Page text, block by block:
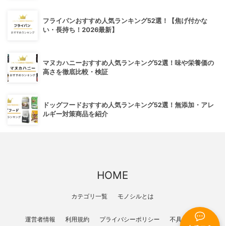
フライパンおすすめ人気ランキング52選！【焦げ付かな
い・長持ち！2026最新】
マヌカハニーおすすめ人気ランキング52選！味や栄養価の
高さを徹底比較・検証
ドッグフードおすすめ人気ランキング52選！無添加・アレ
ルギー対策商品を紹介
HOME
カテゴリ一覧 モノシルとは
運営者情報 利用規約 プライバシーポリシー 不具合報告